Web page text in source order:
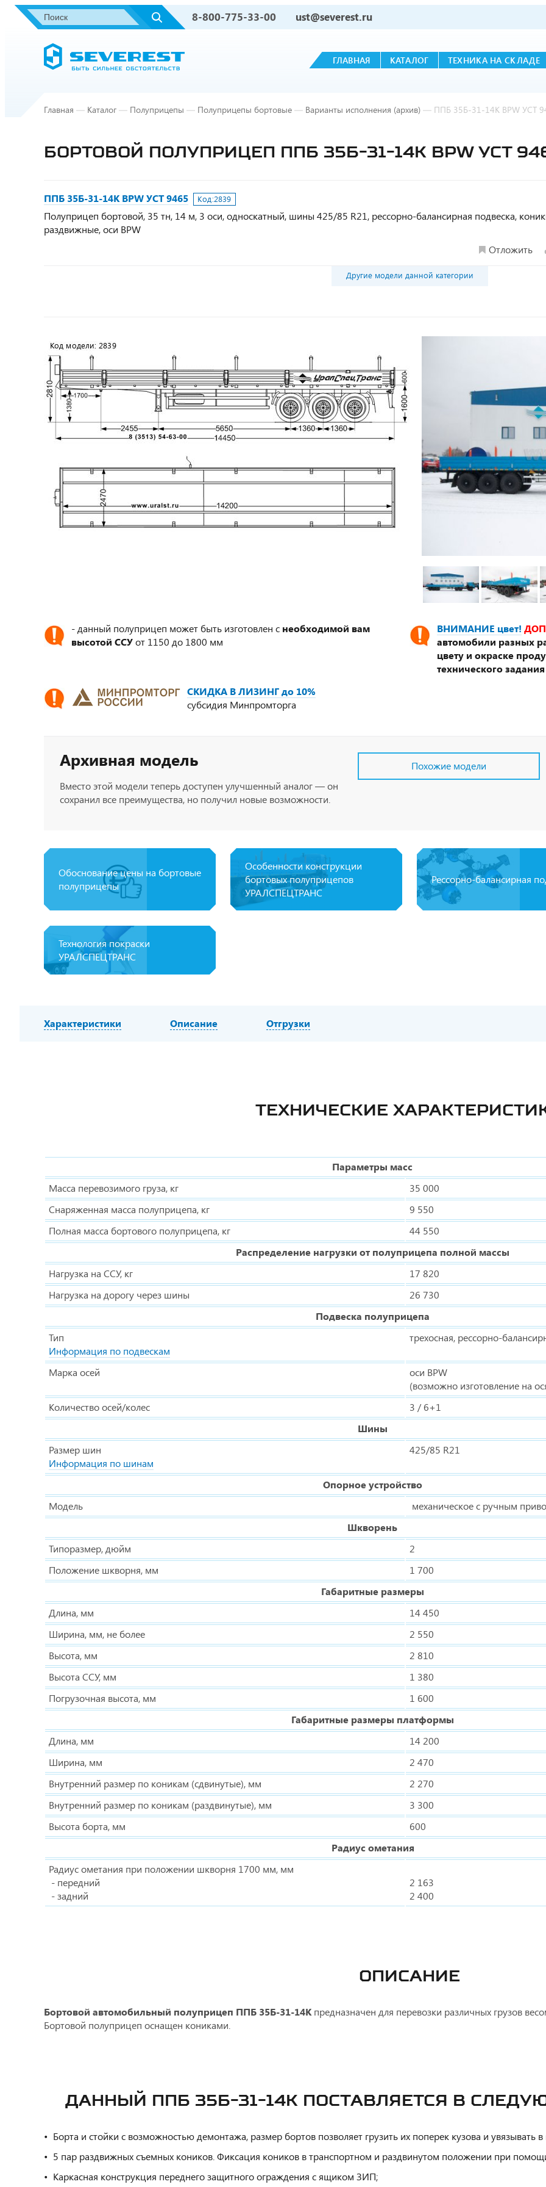
8-800-775-33-00 ust@severest.ru
ГЛАВНАЯ КАТАЛОГ ТЕХНИКА НА СКЛАДЕ
Главная — Каталог — Полуприцепы — Полуприцепы бортовые — Варианты исполнения (архив) — ППБ 35Б-31-14К BPW УСТ
БОРТОВОЙ ПОЛУПРИЦЕП ППБ 35Б-31-14К BPW УСТ
ППБ 35Б-31-14К BPW УСТ 9465 Код:2839
Полуприцеп бортовой, 35 тн, 14 м, 3 оси, односкатный, шины 425/85 R21, рессорно-балансирная подвеска,
раздвижные, оси BPW
Отложить
Другие модели данной категории
- данный полуприцеп может быть изготовлен с необходимой вам
высотой ССУот 1150 до 1800 мм
ВНИМАНИЕ цвет!
автомобили разных
цвету и окраске
технического
СКИДКА В ЛИЗИНГ до 10%
субсидия Минпромторга
Архивная модель
Вместо этой модели теперь доступен улучшенный аналог — он
сохранил все преимущества, но получил новые возможности.
Похожие модели
Обоснование цены на бортовые
полуприцепы
Особенности конструкции
бортовых полуприцепов
УРАЛСПЕЦТРАНС
Рессорно-балансирная
Технология покраски
УРАЛСПЕЦТРАНС
Характеристики Описание Отгрузки
ТЕХНИЧЕСКИЕ
Параметры масс
Масса перевозимого груза, кг
35 000
Снаряженная масса полуприцепа, кг
9 550
Полная масса бортового полуприцепа, кг
44 550
Распределение нагрузки от полуприцепа полной массы
Нагрузка на ССУ, кг
17 820
Нагрузка на дорогу через шины
26 730
Подвеска полуприцепа
Тип
Информация по подвескам
трехосная, рессорно-
Марка осей
оси BPW
(возможно изготовление на
Количество осей/колес
3 / 6+1
Шины
Размер шин
Информация по шинам
425/85 R21
Опорное устройство
Модель
механическое с ручным
Шкворень
Типоразмер, дюйм
2
Положение шкворня, мм
1 700
Габаритные размеры
Длина, мм
14 450
Ширина, мм, не более
2 550
Высота, мм
2 810
Высота ССУ, мм
1 380
Погрузочная высота, мм
1 600
Габаритные размеры платформы
Длина, мм
14 200
Ширина, мм
2 470
Внутренний размер по коникам (сдвинутые), мм
2 270
Внутренний размер по коникам (раздвинутые), мм
3 300
Высота борта, мм
600
Радиус ометания
Радиус ометания при положении шкворня 1700 мм, мм
- передний
- задний
2 163
2 400
ОПИСАНИЕ
Бортовой автомобильный полуприцеп ППБ 35Б-31-14К предназначен для перевозки различных грузов
Бортовой полуприцеп оснащен кониками.
ДАННЫЙ ППБ 35Б-31-14К ПОСТАВЛЯЕТСЯ В
Борта и стойки с возможностью демонтажа, размер бортов позволяет грузить их поперек кузова и увязывать
5 пар раздвижных съемных коников. Фиксация коников в транспортном и раздвинутом положении при
Каркасная конструкция переднего защитного ограждения с ящиком ЗИП;